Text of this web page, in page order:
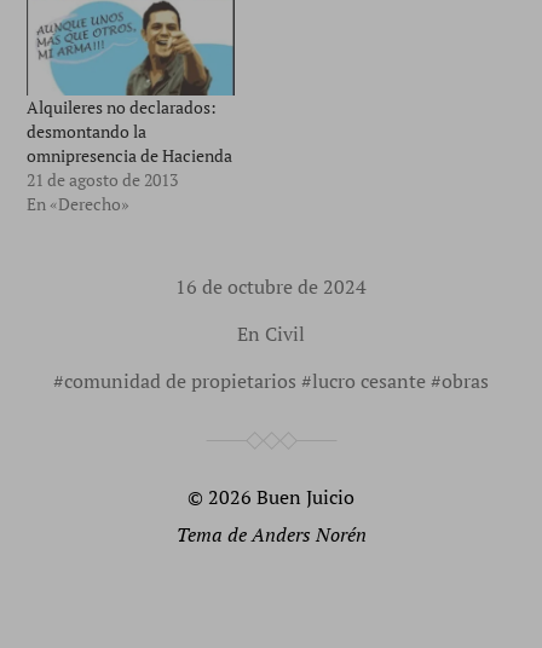
Alquileres no declarados:
desmontando la
omnipresencia de Hacienda
21 de agosto de 2013
En «Derecho»
16 de octubre de 2024
En Civil
#comunidad de propietarios #lucro cesante#obras
© 2026 Buen Juicio
Tema deAnders Norén